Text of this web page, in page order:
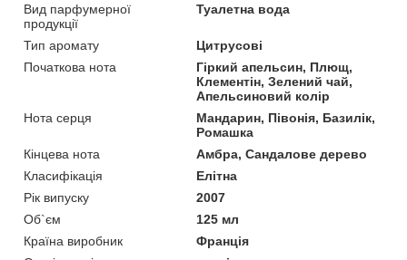
Вид парфумерної
продукції
Туалетна вода
Тип аромату
Цитрусові
Початкова нота
Гіркий апельсин, Плющ,
Клементін, Зелений чай,
Апельсиновий колір
Нота серця
Мандарин, Півонія, Базилік,
Ромашка
Кінцева нота
Амбра, Сандалове дерево
Класифікація
Елітна
Рік випуску
2007
Об`єм
125 мл
Країна виробник
Франція